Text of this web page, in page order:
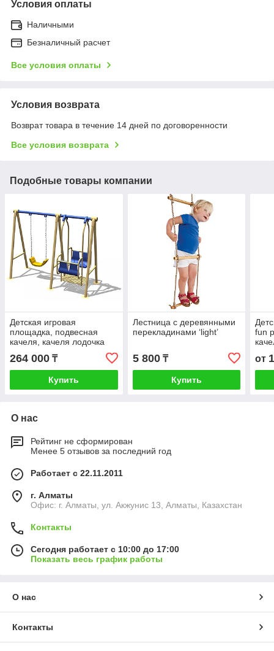
Условия оплаты
Наличными
Безналичный расчет
Все условия оплаты
Условия возврата
Возврат товара в течение 14 дней по договоренности
Все условия возврата
Подобные товары компании
Детская игровая
площадка, подвесная
качеля, качеля лодочка
264 000 ₸
Купить
Лестница с деревянными
перекладинами ‘light’
5 800₸
Купить
fun
от
О нас
Рейтинг не сформирован
Менее 5 отзывов за последний год
Работает с 22.11.2011
г. Алматы
Офис: г. Алматы, ул. Акжунис 13, Алматы, Казахстан
Контакты
Сегодня работает с 10:00 до 17:00
Показать весь график работы
О нас
Контакты